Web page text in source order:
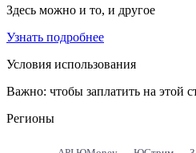
Здесь можно и то, и другое
Узнать подробнее
Условия использования
Важно: чтобы заплатить на
Регионы